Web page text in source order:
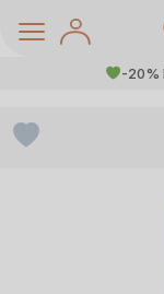
-20%